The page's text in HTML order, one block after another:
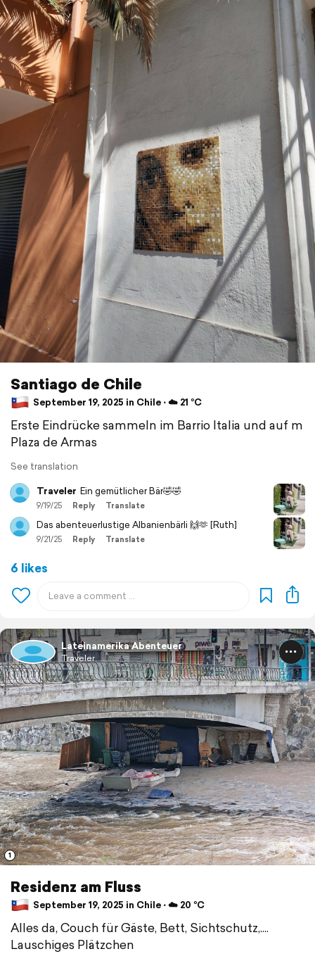
Santiago de Chile
September 19, 2025 in Chile ⋅ ☁️ 21 °C
Erste Eindrücke sammeln im Barrio Italia und auf m
Plaza de Armas
See translation
Traveler Ein gemütlicher Bär🤣🤣
9/19/25 Reply Translate
Das abenteuerlustige Albanienbärli 🙌🫶 [Ruth]
9/21/25 Reply Translate
6 likes
Lateinamerika Abenteuer
Traveler
1
Residenz am Fluss
September 19, 2025 in Chile ⋅ ☁️ 20 °C
Alles da, Couch für Gäste, Bett, Sichtschutz,....
Lauschiges Plätzchen